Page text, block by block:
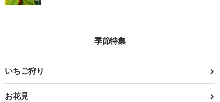
季節特集
いちご狩り
お花見